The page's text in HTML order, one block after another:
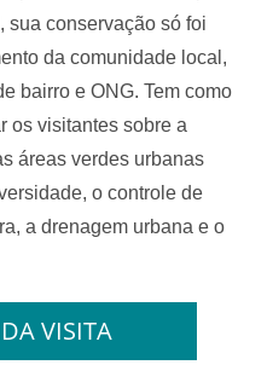
sua conservação só foi
da comunidade local,
bairro e ONG. Tem como
os visitantes sobre a
áreas verdes urbanas
o controle de
a drenagem urbana e o
VISITA